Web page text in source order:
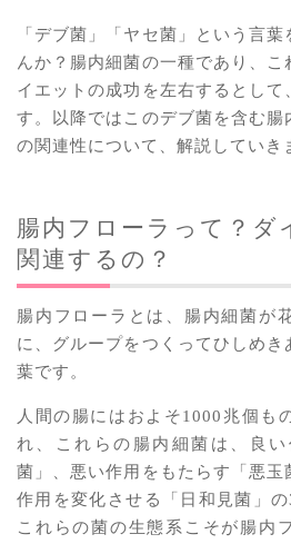
「デブ菌」「ヤセ菌」という言
んか？腸内細菌の一種であり、
イエットの成功を左右するとして
す。以降ではこのデブ菌を含む腸
の関連性について、解説していき
腸内フローラって？ダ
関連するの？
腸内フローラとは、腸内細菌が
に、グループをつくってひしめ
葉です。
人間の腸にはおよそ1000兆個も
れ、これらの腸内細菌は、良
菌」、悪い作用をもたらす「悪玉
作用を変化させる「日和見菌」の
これらの菌の生態系こそが腸内